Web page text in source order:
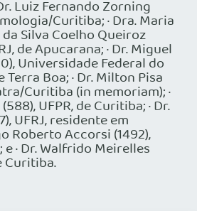
Luiz Fernando Zorning
Curitiba; · Dra. Maria
Silva Coelho Queiroz
de Apucarana; · Dr. Miguel
Universidade Federal do
Terra Boa; · Dr. Milton Pisa
Curitiba (in memoriam); ·
UFPR, de Curitiba; · Dr.
UFRJ, residente em
Roberto Accorsi (1492),
e · Dr. Walfrido Meirelles
Curitiba.